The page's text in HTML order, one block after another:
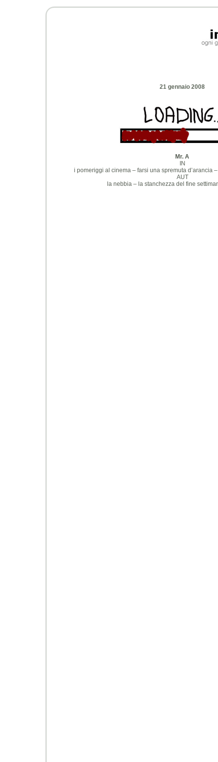
21 gennaio 2008
Mr. A
IN
i pomeriggi al cinema – farsi una spremuta d’arancia
AUT
la nebbia – la stanchezza del fine